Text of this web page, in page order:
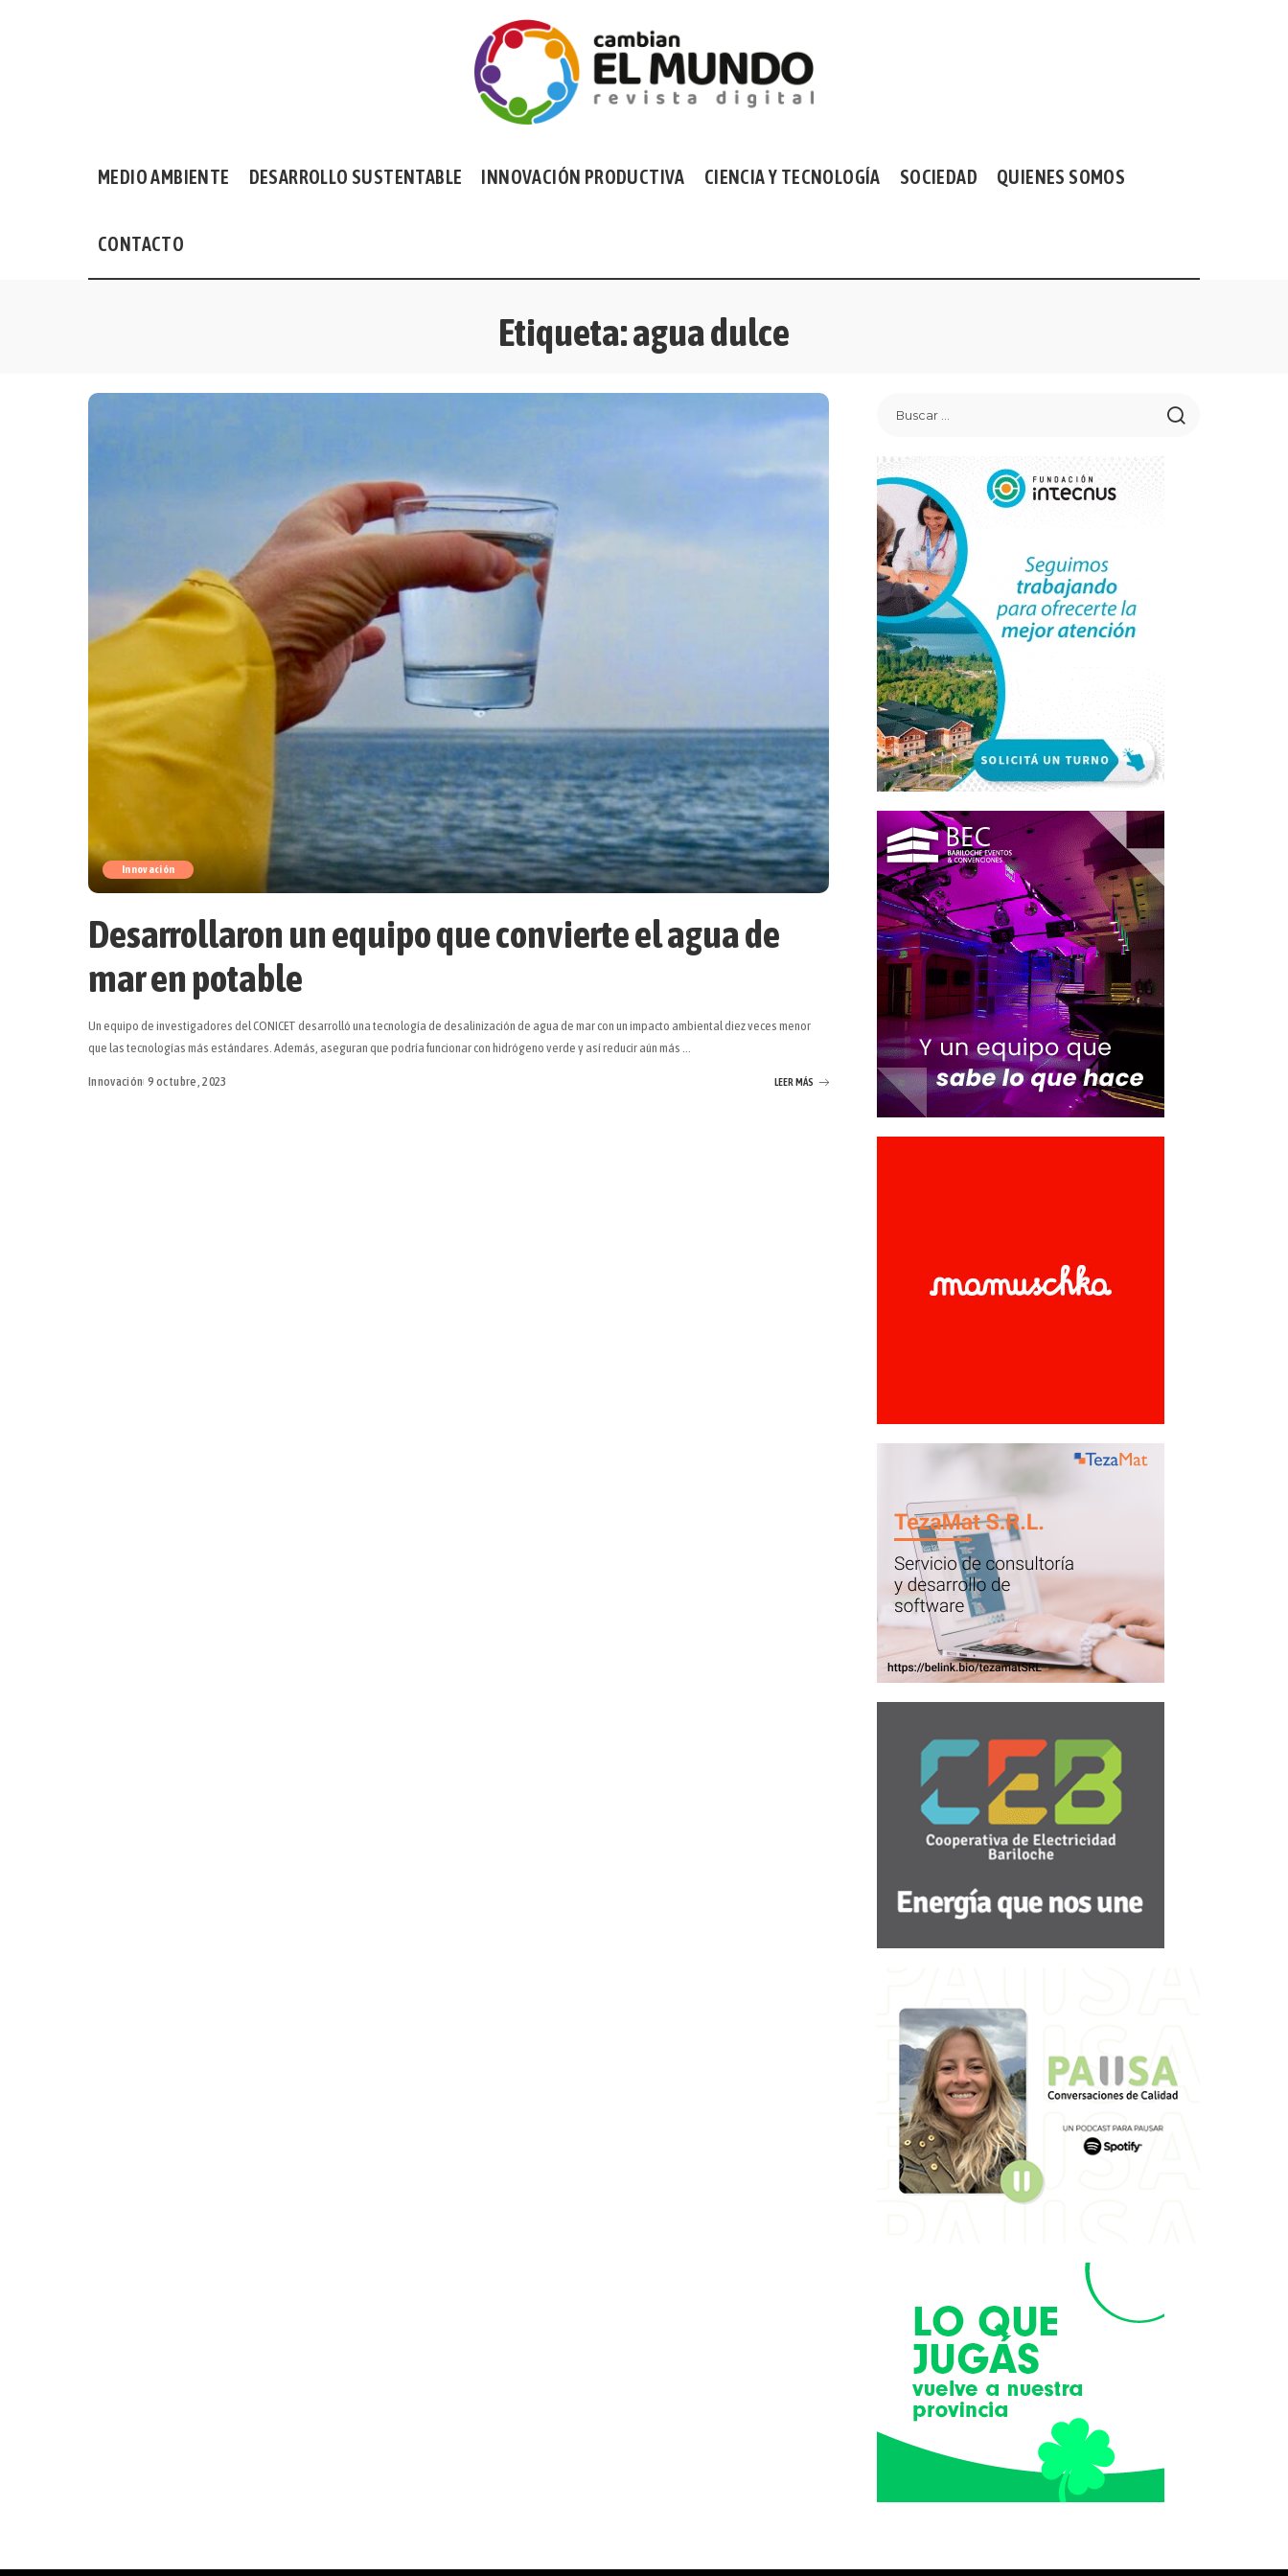
MEDIO AMBIENTE DESARROLLO SUSTENTABLE INNOVACIÓN PRODUCTIVA CIENCIA Y TECNOLOGÍA SOCIEDAD QUIENES SOMOS
CONTACTO
Etiqueta:agua dulce
Innovación
Desarrollaron un equipo que convierte el agua de
mar en potable
Un equipo de investigadores del CONICET desarrolló una tecnología de desalinización de agua de mar con un impacto ambiental diez veces menor
que las tecnologías más estándares. Además, aseguran que podría funcionar con hidrógeno verde y así reducir aún más ...
Innovación 9 octubre, 2023 LEER MÁS